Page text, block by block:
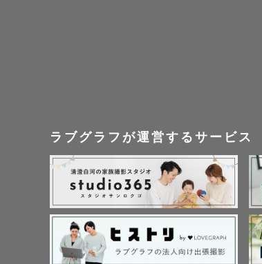
ラブグラフが運営するサービス